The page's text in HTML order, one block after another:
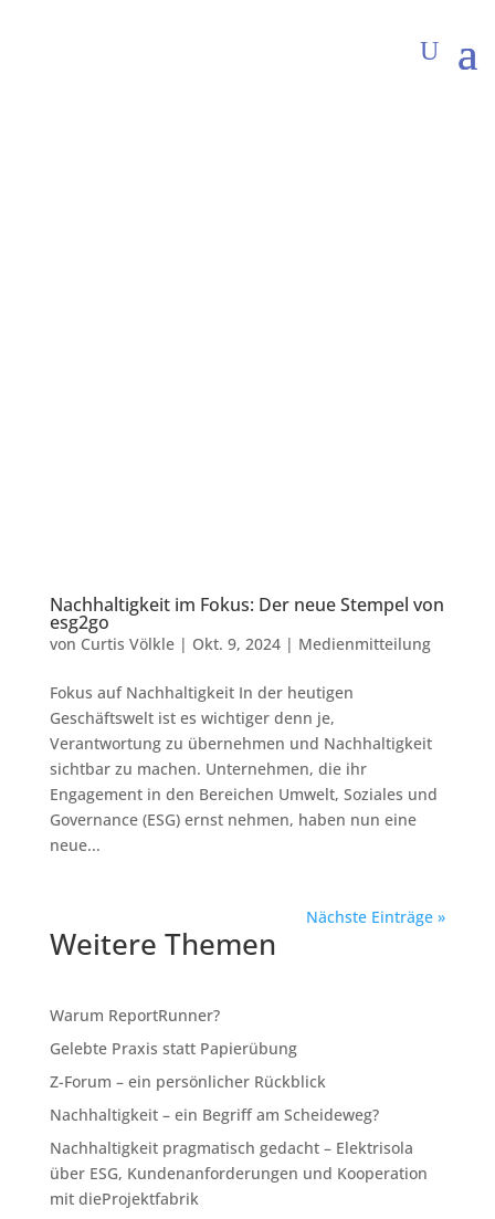
Nachhaltigkeit im Fokus: Der neue Stempel von
esg2go
von Curtis Völkle| Okt. 9, 2024| Medienmitteilung
Fokus auf Nachhaltigkeit In der heutigen
Geschäftswelt ist es wichtiger denn je,
Verantwortung zu übernehmen und Nachhaltigkeit
sichtbar zu machen. Unternehmen, die ihr
Engagement in den Bereichen Umwelt, Soziales und
Governance (ESG) ernst nehmen, haben nun eine
neue...
Nächste Einträge »
Weitere Themen
Warum ReportRunner?
Gelebte Praxis statt Papierübung
Z-Forum – ein persönlicher Rückblick
Nachhaltigkeit – ein Begriff am Scheideweg?
Nachhaltigkeit pragmatisch gedacht – Elektrisola
über ESG, Kundenanforderungen und Kooperation
mit dieProjektfabrik